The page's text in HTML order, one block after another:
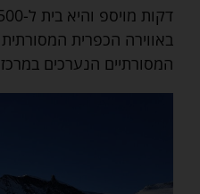
באווירה הכפרית המסורתית
המסורתיים הנערכים